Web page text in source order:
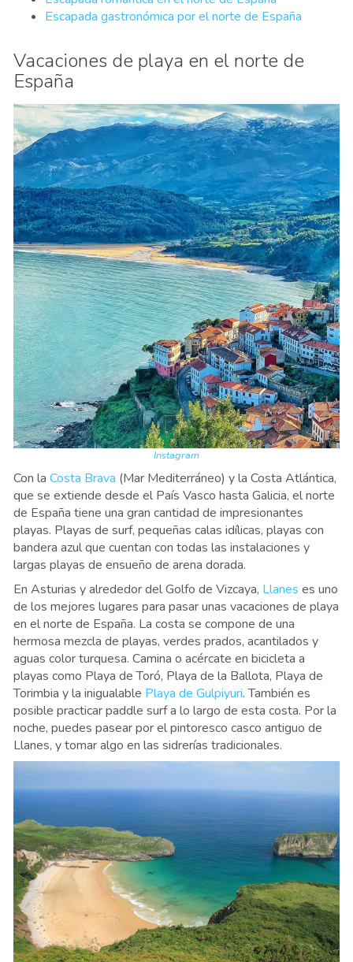
Escapada gastronómica por el norte de España
Vacaciones de playa en el norte de
España
Instagram
Con la Costa Brava (Mar Mediterráneo) y la Costa Atlántica,
que se extiende desde el País Vasco hasta Galicia, el norte
de España tiene una gran cantidad de impresionantes
playas. Playas de surf, pequeñas calas idílicas, playas con
bandera azul que cuentan con todas las instalaciones y
largas playas de ensueño de arena dorada.
En Asturias y alrededor del Golfo de Vizcaya, Llanes es uno
de los mejores lugares para pasar unas vacaciones de playa
en el norte de España. La costa se compone de una
hermosa mezcla de playas, verdes prados, acantilados y
aguas color turquesa. Camina o acércate en bicicleta a
playas como Playa de Toró, Playa de la Ballota, Playa de
Torimbia y la inigualable Playa de Gulpiyuri. También es
posible practicar paddle surf a lo largo de esta costa. Por la
noche, puedes pasear por el pintoresco casco antiguo de
Llanes, y tomar algo en las sidrerías tradicionales.